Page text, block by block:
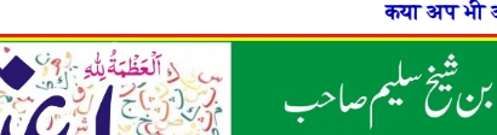
कया अप भी अपने न्यूज़ पेपर की वेब साईट